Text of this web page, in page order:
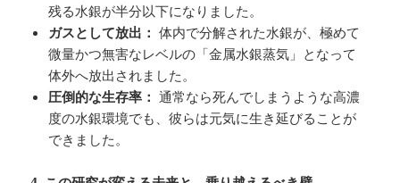
残る水銀が半分以下になりました。
ガスとして放出： 体内で分解された水銀が、極めて
微量かつ無害なレベルの「金属水銀蒸気」となって
体外へ放出されました。
圧倒的な生存率： 通常なら死んでしまうような高濃
度の水銀環境でも、彼らは元気に生き延びることが
できました。